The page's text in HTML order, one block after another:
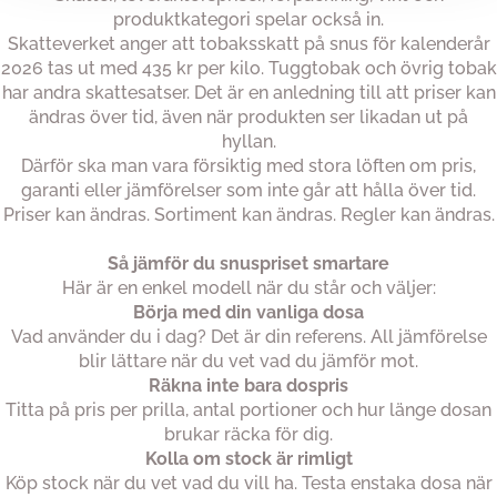
produktkategori spelar också in.
Skatteverket anger att tobaksskatt på snus för kalenderår
2026 tas ut med 435 kr per kilo. Tuggtobak och övrig tobak
har andra skattesatser. Det är en anledning till att priser kan
ändras över tid, även när produkten ser likadan ut på
hyllan.
Därför ska man vara försiktig med stora löften om pris,
garanti eller jämförelser som inte går att hålla över tid.
Priser kan ändras. Sortiment kan ändras. Regler kan ändras.
Så jämför du snuspriset smartare
Här är en enkel modell när du står och väljer:
Börja med din vanliga dosa
Vad använder du i dag? Det är din referens. All jämförelse
blir lättare när du vet vad du jämför mot.
Räkna inte bara dospris
Titta på pris per prilla, antal portioner och hur länge dosan
brukar räcka för dig.
Kolla om stock är rimligt
Köp stock när du vet vad du vill ha. Testa enstaka dosa när